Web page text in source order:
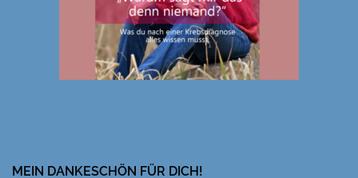
MEIN DANKESCHÖN FÜR DICH!